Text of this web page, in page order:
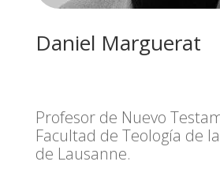
Daniel Marguerat
Profesor de Nuevo
Facultad de Teología de
de Lausanne.